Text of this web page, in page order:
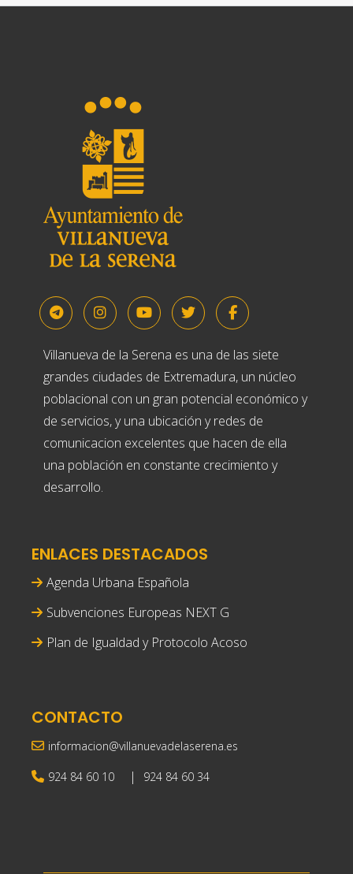
Villanueva de la Serena es una de las siete
grandes ciudades de Extremadura, un núcleo
poblacional con un gran potencial económico y
de servicios, y una ubicación y redes de
comunicacion excelentes que hacen de ella
una población en constante crecimiento y
desarrollo.
ENLACES DESTACADOS
Agenda Urbana Española
Subvenciones Europeas NEXT G
Plan de Igualdad y Protocolo Acoso
CONTACTO
informacion@villanuevadelaserena.es
924 84 60 10 | 924 84 60 34